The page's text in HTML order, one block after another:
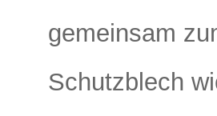
gemeinsam
Schutzblech